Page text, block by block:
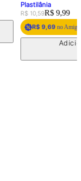
Plastilânia
Original price:
R$ 10,59Price:
R$ 9,99
R$ 9,69no Amigo